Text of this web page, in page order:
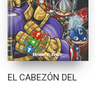
EL CABEZÓN DEL